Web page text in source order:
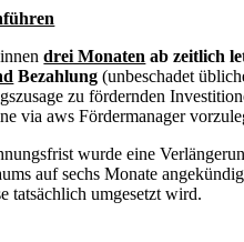
drei Monaten ab zeitlich
Bezahlung (unbeschadet
zu fördernden
via aws Fördermanager
wurde eine
auf sechs Monate
tatsächlich umgesetzt wird.